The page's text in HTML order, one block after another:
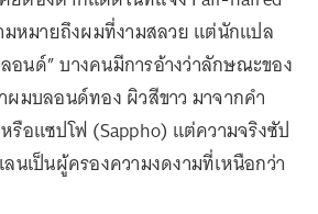
มหมายถึงผมที่งามสลวย แต่นักแปล
อนด์” บางคนมีการอ้างว่าลักษณะของ
ผมบลอนด์ทอง ผิวสีขาว มาจากคำ
รือแซปโฟ (Sappho) แต่ความจริงซัป
นเป็นผู้ครองความงดงามที่เหนือกว่า